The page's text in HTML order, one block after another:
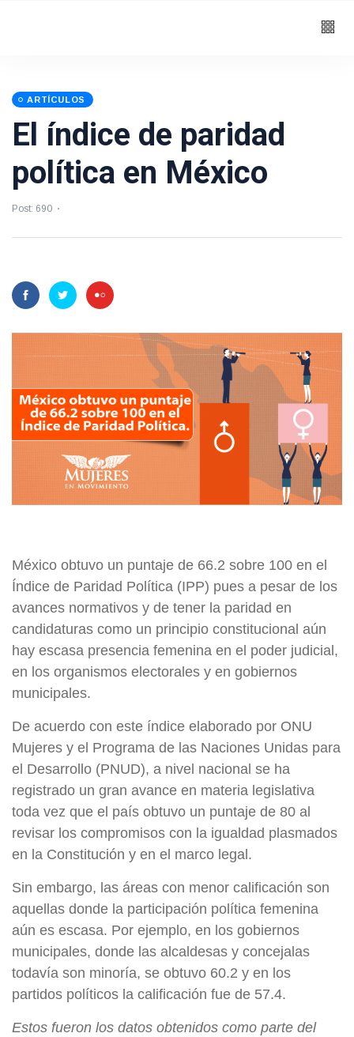
ARTÍCULOS
El índice de paridad
política en México
Post: 690
México obtuvo un puntaje de 66.2 sobre 100 en el
Índice de Paridad Política (IPP) pues a pesar de los
avances normativos y de tener la paridad en
candidaturas como un principio constitucional aún
hay escasa presencia femenina en el poder judicial,
en los organismos electorales y en gobiernos
municipales.
De acuerdo con este índice elaborado por ONU
Mujeres y el Programa de las Naciones Unidas para
el Desarrollo (PNUD), a nivel nacional se ha
registrado un gran avance en materia legislativa
toda vez que el país obtuvo un puntaje de 80 al
revisar los compromisos con la igualdad plasmados
en la Constitución y en el marco legal.
Sin embargo, las áreas con menor calificación son
aquellas donde la participación política femenina
aún es escasa. Por ejemplo, en los gobiernos
municipales, donde las alcaldesas y concejalas
todavía son minoría, se obtuvo 60.2 y en los
partidos políticos la calificación fue de 57.4.
Estos fueron los datos obtenidos como parte del